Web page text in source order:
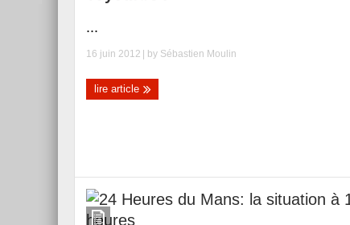
...
16 juin 2012 | by Sébastien Moulin
lire article
Reportage exclusif